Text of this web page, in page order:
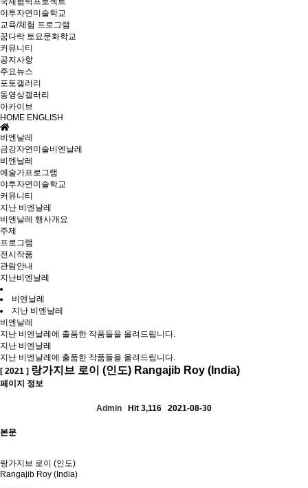
야투자연미술학교
교육/체험 프로그램
꿈다락 토요문화학교
커뮤니티
공지사항
주요뉴스
포토갤러리
동영상갤러리
아카이브
HOME ENGLISH
비엔날레
금강자연미술비엔날레
비엔날레
예술가프로그램
야투자연미술학교
커뮤니티
지난 비엔날레
비엔날레 행사개요
주제
프로그램
전시작품
관람안내
지난비엔날레
비엔날레
지난 비엔날레
비엔날레
지난 비엔날레에 출품한 작품들을 올려드립니다.
지난 비엔날레
지난 비엔날레에 출품한 작품들을 올려드립니다.
[ 2021 ] 랑가지브 로이 (인도) Rangajib Roy (India)
페이지 정보
Admin Hit 3,116 2021-08-30
본문
랑가지브 로이 (인도)
Rangajib Roy (India)